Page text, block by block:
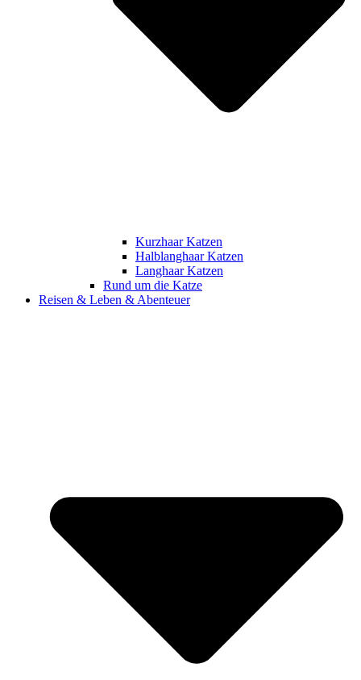
Kurzhaar Katzen
Halblanghaar Katzen
Langhaar Katzen
Rund um die Katze
Reisen & Leben & Abenteuer